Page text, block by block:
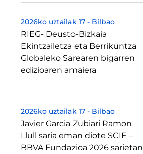
2026ko uztailak 17 - Bilbao
RIEG- Deusto-Bizkaia
Ekintzailetza eta Berrikuntza
Globaleko Sarearen bigarren
edizioaren amaiera
2026ko uztailak 17 - Bilbao
Javier Garcia Zubiari Ramon
Llull saria eman diote SCIE –
BBVA Fundazioa 2026 sarietan